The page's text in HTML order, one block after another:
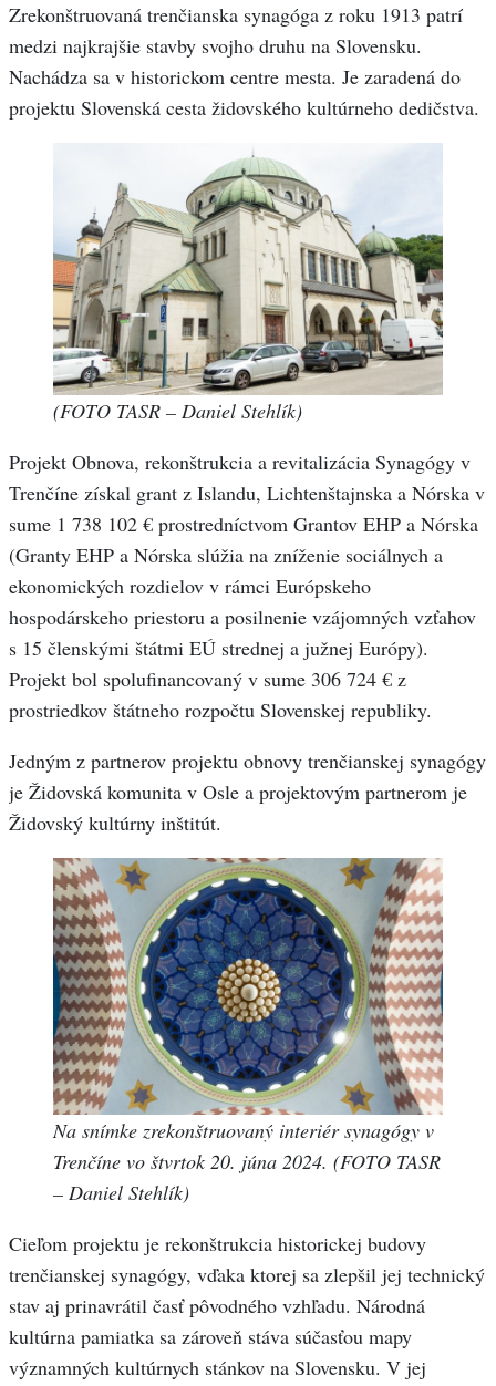
Zrekonštruovaná trenčianska synagóga z roku 1913 patrí
medzi najkrajšie stavby svojho druhu na Slovensku.
Nachádza sa v historickom centre mesta. Je zaradená do
projektu Slovenská cesta židovského kultúrneho dedičstva.
(FOTO TASR – Daniel Stehlík)
Projekt Obnova, rekonštrukcia a revitalizácia Synagógy v
Trenčíne získal grant z Islandu, Lichtenštajnska a Nórska v
sume 1 738 102​​ € prostredníctvom Grantov EHP a Nórska
(Granty EHP a Nórska slúžia na zníženie sociálnych a
ekonomických rozdielov v rámci Európskeho
hospodárskeho priestoru a posilnenie vzájomných vzťahov
s 15 členskými štátmi EÚ strednej a južnej Európy).
Projekt bol spolufinancovaný v sume 306 724 € z
prostriedkov štátneho rozpočtu Slovenskej republiky.
Jedným z partnerov projektu obnovy trenčianskej synagógy
je Židovská komunita v Osle a projektovým partnerom je
Židovský kultúrny inštitút.
Na snímke zrekonštruovaný interiér synagógy v
Trenčíne vo štvrtok 20. júna 2024. (FOTO TASR
– Daniel Stehlík)
Cieľom projektu je rekonštrukcia historickej budovy
trenčianskej synagógy, vďaka ktorej sa zlepšil jej technický
stav aj prinavrátil časť pôvodného vzhľadu. Národná
kultúrna pamiatka sa zároveň stáva súčasťou mapy
významných kultúrnych stánkov na Slovensku. V jej